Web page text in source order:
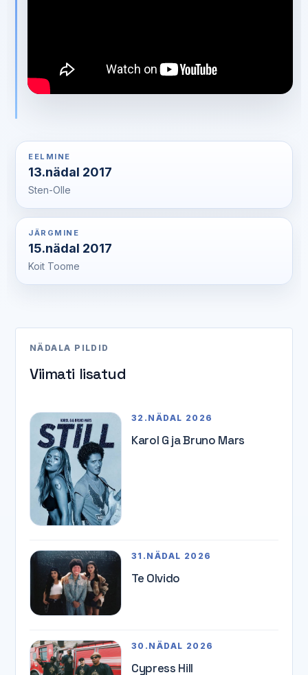
EELMINE
13.nädal 2017
Sten-Olle
JÄRGMINE
15.nädal 2017
Koit Toome
NÄDALA PILDID
Viimati lisatud
32.NÄDAL 2026
Karol G ja Bruno Mars
31.NÄDAL 2026
Te Olvido
30.NÄDAL 2026
Cypress Hill